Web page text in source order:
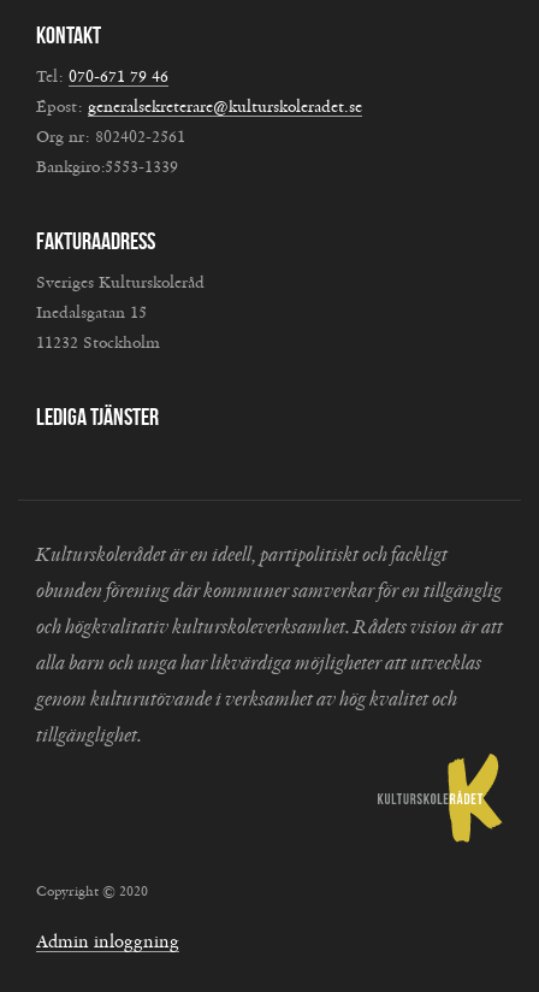
Kontakt
Tel: 070-671 79 46
Epost: generalsekreterare@kulturskoleradet.se
Org nr: 802402-2561
Bankgiro:5553-1339
Fakturaadress
Sveriges Kulturskoleråd
Inedalsgatan 15
11232 Stockholm
Lediga tjänster
Kulturskolerådet är en ideell, partipolitiskt och fackligt
obunden förening där kommuner samverkar för en tillgänglig
och högkvalitativ kulturskoleverksamhet. Rådets vision är att
alla barn och unga har likvärdiga möjligheter att utvecklas
genom kulturutövande i verksamhet av hög kvalitet och
tillgänglighet.
Copyright © 2020
Admin inloggning